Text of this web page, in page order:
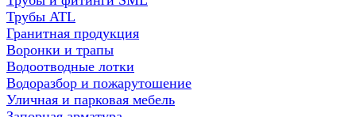
Трубы ATL
Гранитная продукция
Воронки и трапы
Водоотводные лотки
Водоразбор и пожарутошение
Уличная и парковая мебель